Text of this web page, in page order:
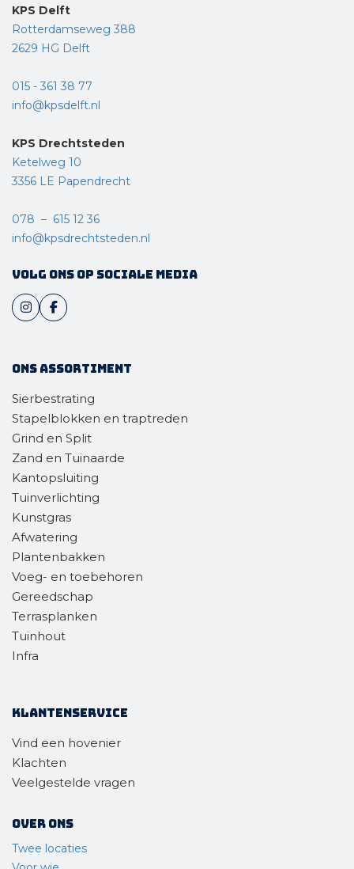
KPS Delft
Rotterdamseweg 388
2629 HG Delft
015 - 361 38 77
info@kpsdelft.nl
KPS Drechtsteden
Ketelweg 10
3356 LE Papendrecht
078 – 615 12 36
info@kpsdrechtsteden.nl
Volg ons op sociale media
Ons assortiment
Sierbestrating
Stapelblokken en traptreden
Grind en Split
Zand en Tuinaarde
Kantopsluiting
Tuinverlichting
Kunstgras
Afwatering
Plantenbakken
Voeg- en toebehoren
Gereedschap
Terrasplanken
Tuinhout
Infra
Klantenservice
Vind een hovenier
Klachten
Veelgestelde vragen
Over ons
Twee locaties